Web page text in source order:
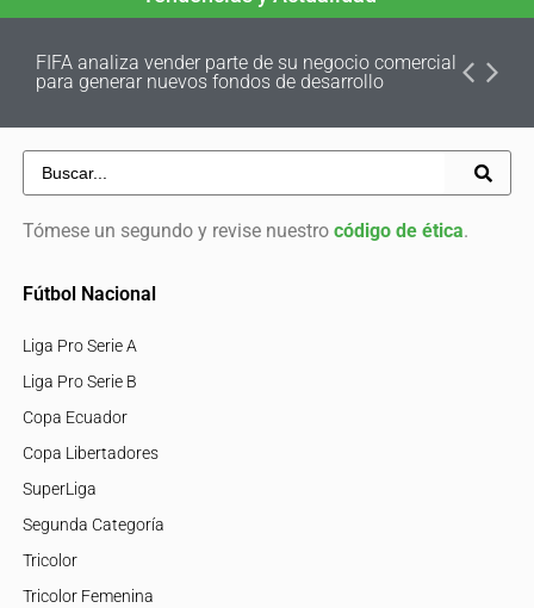
FIFA analiza vender parte de su negocio comercial
para generar nuevos fondos de desarrollo
Tómese un segundo y revise nuestro código de ética.
Fútbol Nacional
Liga Pro Serie A
Liga Pro Serie B
Copa Ecuador
Copa Libertadores
SuperLiga
Segunda Categoría
Tricolor
Tricolor Femenina